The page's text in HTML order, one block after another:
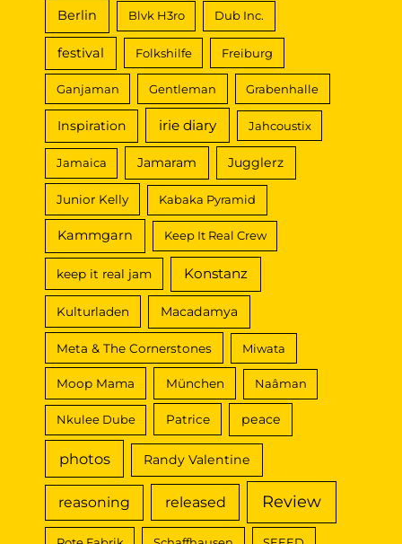
Berlin Blvk H3ro Dub Inc.
festival Folkshilfe Freiburg
Ganjaman Gentleman Grabenhalle
Inspiration irie diary Jahcoustix
Jamaica Jamaram Jugglerz
Junior Kelly Kabaka Pyramid
Kammgarn Keep It Real Crew
keep it real jam Konstanz
Kulturladen Macadamya
Meta & The Cornerstones Miwata
Moop Mama München Naâman
Nkulee Dube Patrice peace
photos Randy Valentine
reasoning released Review